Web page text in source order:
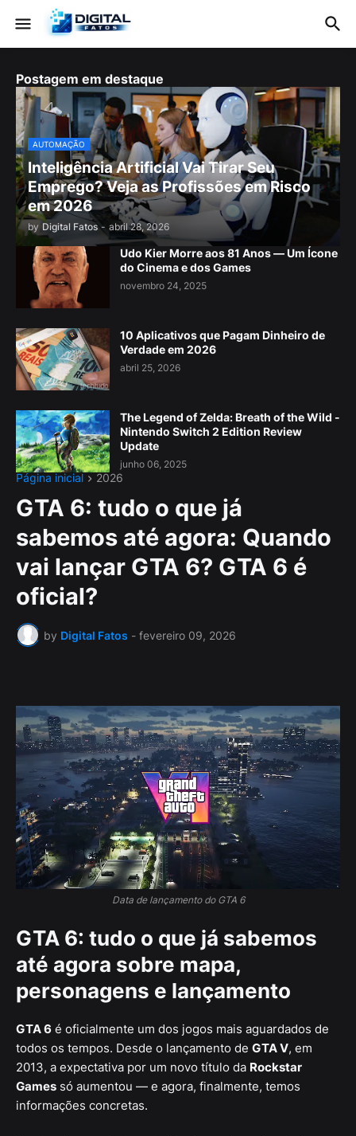
Postagem em destaque
AUTOMAÇÃO
Inteligência Artificial Vai Tirar Seu
Emprego? Veja as Profissões em Risco
em 2026
by Digital Fatos - abril 28, 2026
Udo Kier Morre aos 81 Anos — Um Ícone
do Cinema e dos Games
novembro 24, 2025
10 Aplicativos que Pagam Dinheiro de
Verdade em 2026
abril 25, 2026
The Legend of Zelda: Breath of the Wild -
Nintendo Switch 2 Edition Review
Update
junho 06, 2025
Página inicial 2026
GTA 6: tudo o que já
sabemos até agora: Quando
vai lançar GTA 6? GTA 6 é
oficial?
by Digital Fatos - fevereiro 09, 2026
Data de lançamento do GTA 6
GTA 6: tudo o que já sabemos
até agora sobre mapa,
personagens e lançamento
GTA 6 é oficialmente um dos jogos mais aguardados de
todos os tempos. Desde o lançamento de GTA V, em
2013, a expectativa por um novo título da Rockstar
Games só aumentou — e agora, finalmente, temos
informações concretas.